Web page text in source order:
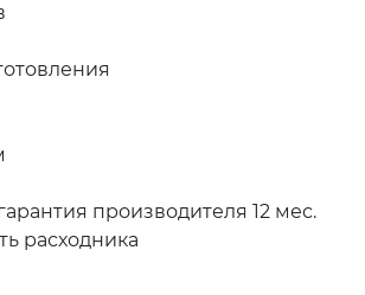
производителя 12 мес.
расходника